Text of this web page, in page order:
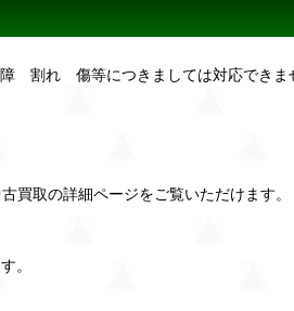
割れ 傷等につきましては対応できま
取の詳細ページをご覧いただけます。
。